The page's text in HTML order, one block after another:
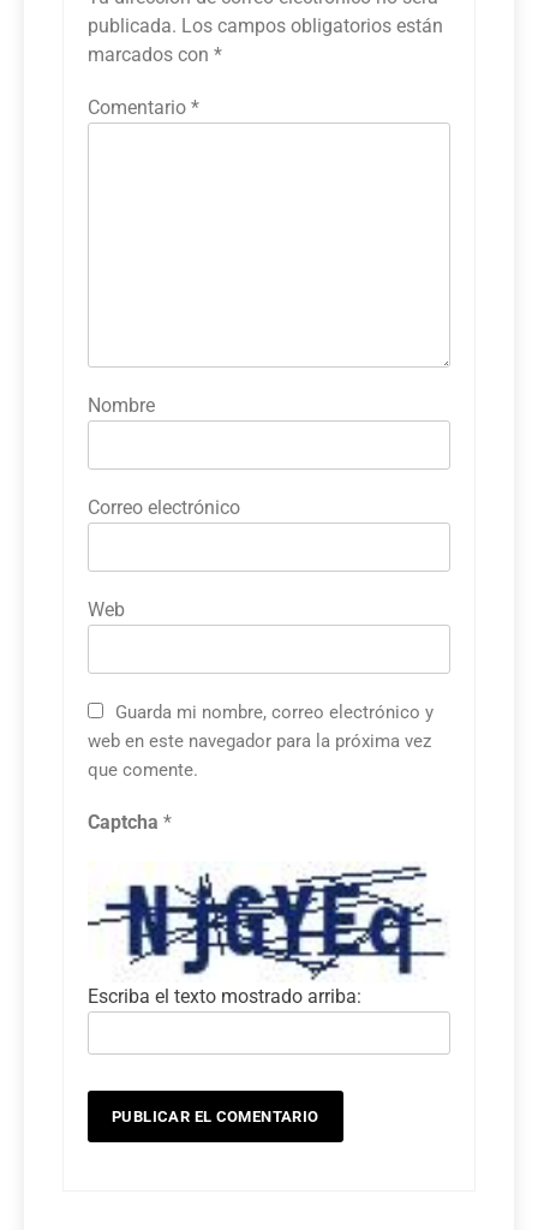
publicada. Los campos obligatorios están
marcados con *
Comentario *
Nombre
Correo electrónico
Web
Guarda mi nombre, correo electrónico y
web en este navegador para la próxima vez
que comente.
Captcha *
Escriba el texto mostrado arriba: